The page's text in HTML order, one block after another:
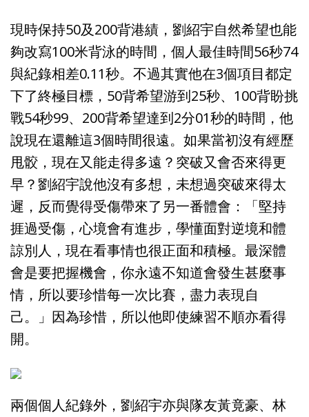
現時保持50及200背港績，劉紹宇自然希望也能
夠改寫100米背泳的時間，個人最佳時間56秒74
與紀錄相差0.11秒。不過其實他在3個項目都定
下了終極目標，50背希望游到25秒、100背盼挑
戰54秒99、200背希望達到2分01秒的時間，他
說現在還離這3個時間很遠。如果當初沒有經歷
甩骹，現在又能走得多遠？突破又會否來得更
早？劉紹宇說他沒有多想，未想過突破來得太
遲，反而覺得受傷帶來了另一番體會：「堅持
捱過受傷，心境會有進步，學懂面對逆境和體
諒別人，現在看事情也很正面和積極。最深體
會是要把握機會，你永遠不知道會發生甚麼事
情，所以要珍惜每一次比賽，盡力表現自
己。」因為珍惜，所以他即使練習不順亦看得
開。
兩個個人紀錄外，劉紹宇亦與隊友黃竟豪、林